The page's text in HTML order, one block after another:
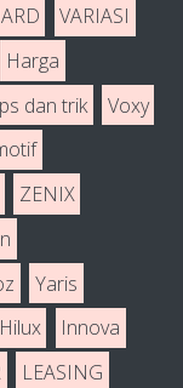
VARIASI
Harga
dan trik
Voxy
ZENIX
Yaris
Hilux
Innova
LEASING